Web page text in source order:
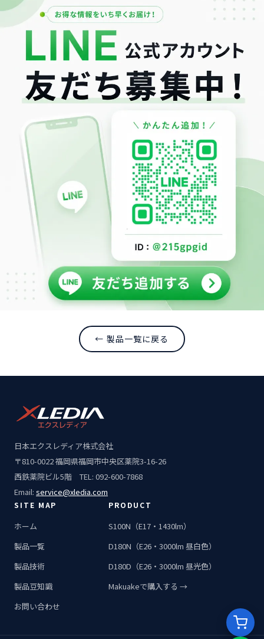
← 製品一覧に戻る
日本エクスレディア株式会社
〒810-0022 福岡県福岡市中央区薬院3-16-26
西鉄薬院ビル5階 TEL: 092-600-7868
Email: service@xledia.com
SITE MAP
ホーム
製品一覧
製品技術
製品豆知識
お問い合わせ
PRODUCT
S100N（E17・1430lm）
D180N（E26・3000lm 昼白色）
D180D（E26・3000lm 昼光色）
Makuakeで購入する →